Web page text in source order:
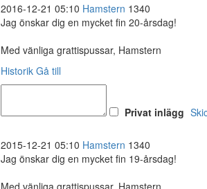
2016-12-21 05:10 Hamstern 1340
Jag önskar dig en mycket fin 20-årsdag!
Med vänliga grattispussar, Hamstern
Historik Gå till
Privat inlägg
2015-12-21 05:10 Hamstern 1340
Jag önskar dig en mycket fin 19-årsdag!
Med vänliga grattispussar, Hamstern